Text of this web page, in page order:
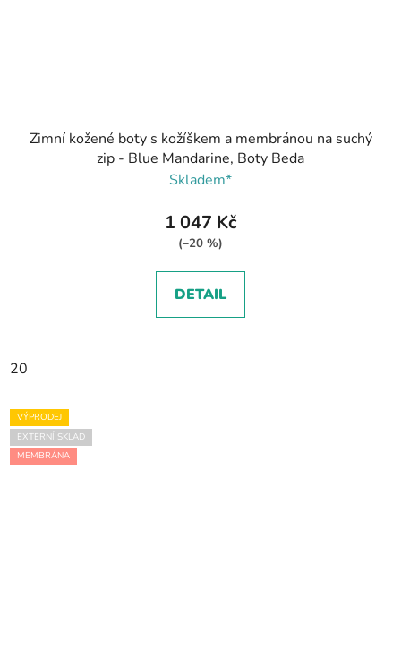
Zimní kožené boty s kožíškem a membránou na suchý
zip - Blue Mandarine, Boty Beda
Skladem*
1 047 Kč
(–20 %)
DETAIL
20
VÝPRODEJ
EXTERNÍ SKLAD
MEMBRÁNA